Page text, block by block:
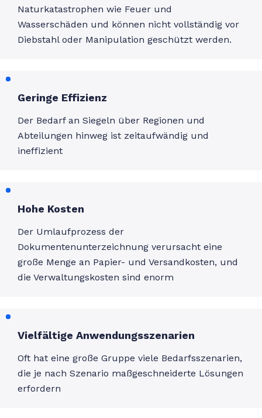
Naturkatastrophen wie Feuer und
Wasserschäden und können nicht vollständig vor
Diebstahl oder Manipulation geschützt werden.
Geringe Effizienz
Der Bedarf an Siegeln über Regionen und
Abteilungen hinweg ist zeitaufwändig und
ineffizient
Hohe Kosten
Der Umlaufprozess der
Dokumentenunterzeichnung verursacht eine
große Menge an Papier- und Versandkosten, und
die Verwaltungskosten sind enorm
Vielfältige Anwendungsszenarien
Oft hat eine große Gruppe viele Bedarfsszenarien,
die je nach Szenario maßgeschneiderte Lösungen
erfordern